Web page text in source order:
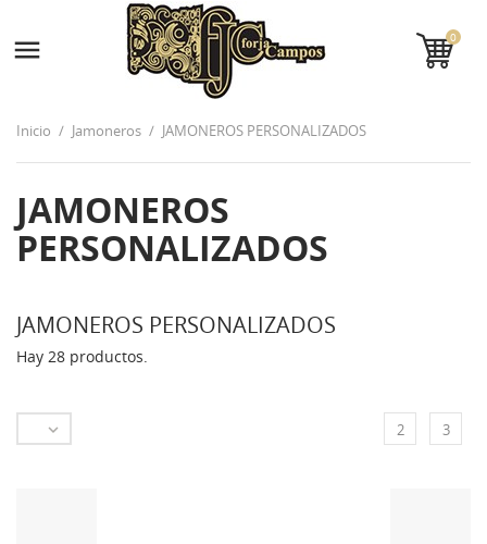
 0
Inicio Jamoneros JAMONEROS PERSONALIZADOS
JAMONEROS
PERSONALIZADOS
JAMONEROS PERSONALIZADOS
Hay 28 productos.
 2 3